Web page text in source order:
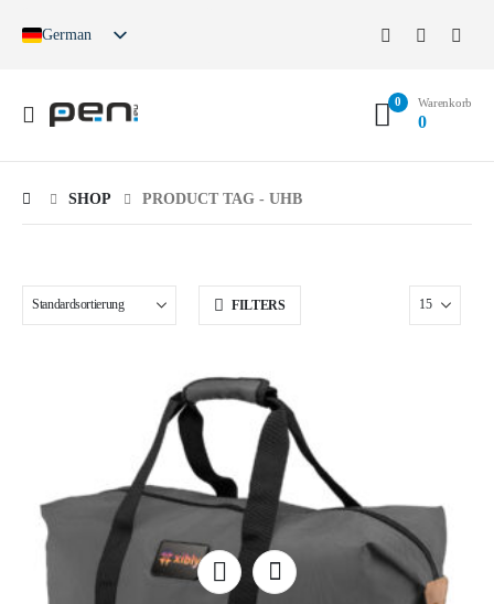
German
Spanish
0 Warenkorb
0
SHOP PRODUCT TAG - UHB
FILTERS